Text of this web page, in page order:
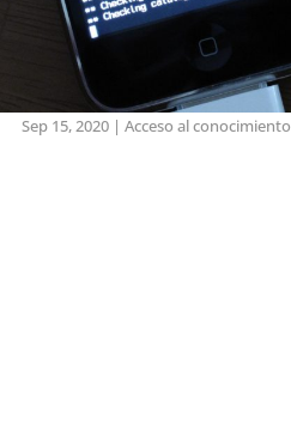
Sep 15, 2020| Acceso al conocimiento